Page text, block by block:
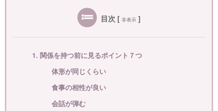
目次 [ 非表示 ]
1. 関係を持つ前に見るポイント７つ
体形が同じくらい
食事の相性が良い
会話が弾む